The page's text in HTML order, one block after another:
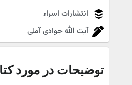
انتشارات اسراء
آیت الله جوادی آملی
توضیحات در مورد